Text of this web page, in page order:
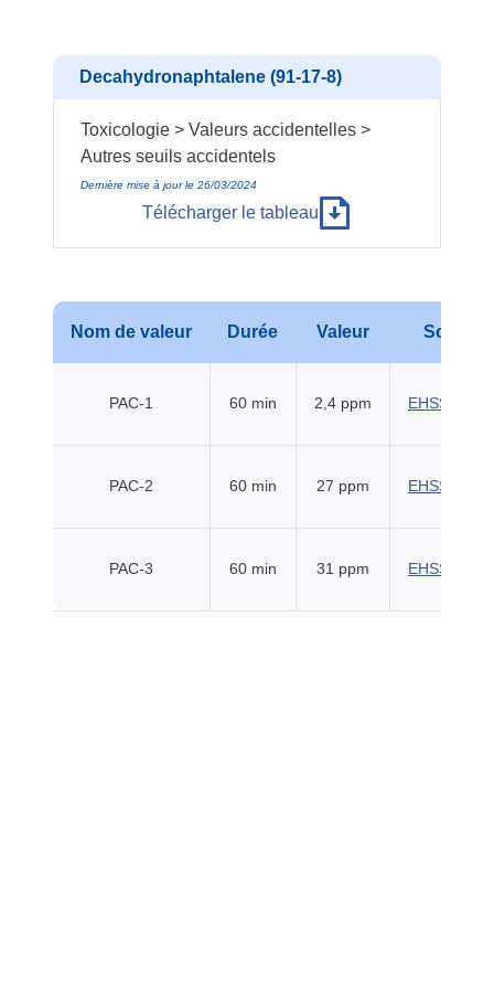
Decahydronaphtalene (91-17-8)
Toxicologie > Valeurs accidentelles >
Autres seuils accidentels
Dernière mise à jour le 26/03/2024
Télécharger le tableau
Nom de valeur Durée Valeur Source
PAC-1 60 min 2,4 ppm EHSS
PAC-2 60 min 27 ppm EHSS
PAC-3 60 min 31 ppm EHSS